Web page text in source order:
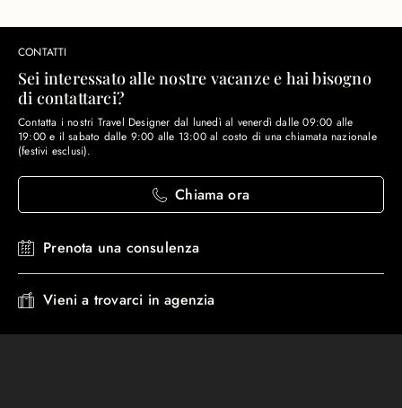
CONTATTI
Sei interessato alle nostre vacanze e hai bisogno
di contattarci?
Contatta i nostri Travel Designer dal lunedì al venerdì dalle 09:00 alle
19:00 e il sabato dalle 9:00 alle 13:00 al costo di una chiamata nazionale
(festivi esclusi).
Chiama ora
Prenota una consulenza
Vieni a trovarci in agenzia